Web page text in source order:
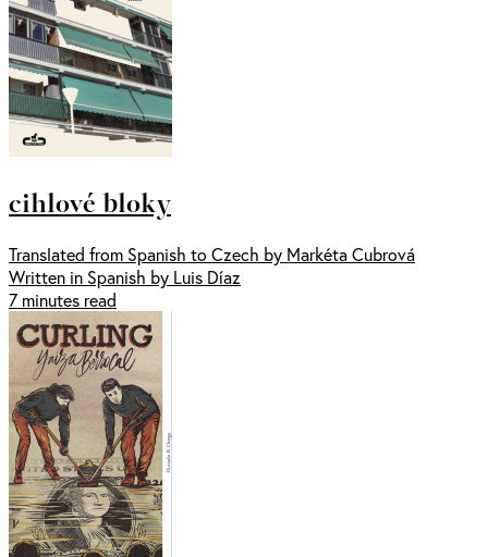
cihlové bloky
Translated from Spanish to Czech by Markéta Cubrová
Written in Spanish by Luis Díaz
7 minutes read